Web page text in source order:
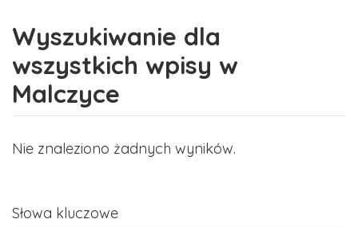
Słowa kluczowe
Wyszukiwanie dla
wszystkich wpisy w
Malczyce
Nie znaleziono żadnych wyników.